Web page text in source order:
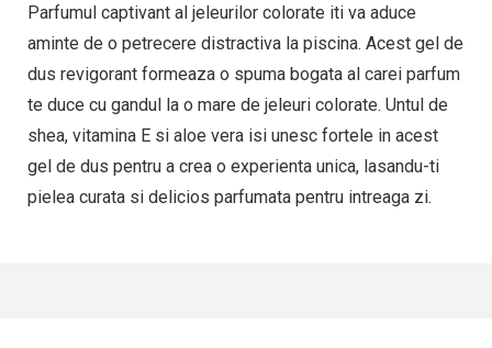
Parfumul captivant al jeleurilor colorate iti va aduce
aminte de o petrecere distractiva la piscina. Acest gel de
dus revigorant formeaza o spuma bogata al carei parfum
te duce cu gandul la o mare de jeleuri colorate. Untul de
shea, vitamina E si aloe vera isi unesc fortele in acest
gel de dus pentru a crea o experienta unica, lasandu-ti
pielea curata si delicios parfumata pentru intreaga zi.